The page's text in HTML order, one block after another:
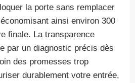
la porte sans remplacer
ainsi environ 300
finale. La transparence
par un diagnostic précis dès
des promesses trop
durablement votre entrée,